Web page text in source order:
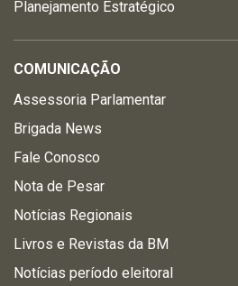
Planejamento Estratégico
COMUNICAÇÃO
Assessoria Parlamentar
Brigada News
Fale Conosco
Nota de Pesar
Notícias Regionais
Livros e Revistas da BM
Notícias período eleitoral